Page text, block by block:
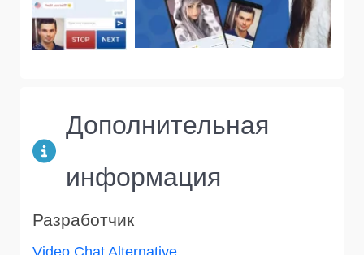
Дополнительная
информация
Разработчик